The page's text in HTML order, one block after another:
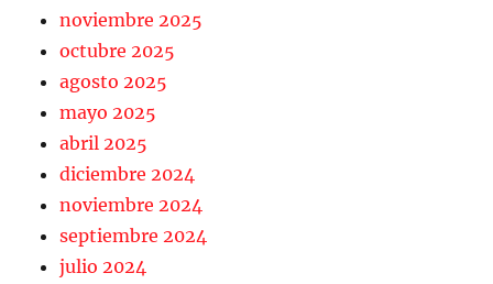
noviembre 2025
octubre 2025
agosto 2025
mayo 2025
abril 2025
diciembre 2024
noviembre 2024
septiembre 2024
julio 2024